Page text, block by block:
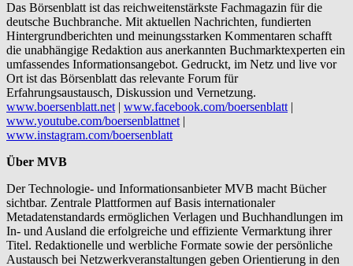
Das Börsenblatt ist das reichweitenstärkste Fachmagazin für die
deutsche Buchbranche. Mit aktuellen Nachrichten, fundierten
Hintergrundberichten und meinungsstarken Kommentaren schafft
die unabhängige Redaktion aus anerkannten Buchmarktexperten ein
umfassendes Informationsangebot. Gedruckt, im Netz und live vor
Ort ist das Börsenblatt das relevante Forum für
Erfahrungsaustausch, Diskussion und Vernetzung.
www.boersenblatt.net | www.facebook.com/boersenblatt |
www.youtube.com/boersenblattnet |
www.instagram.com/boersenblatt
Über MVB
Der Technologie- und Informationsanbieter MVB macht Bücher
sichtbar. Zentrale Plattformen auf Basis internationaler
Metadatenstandards ermöglichen Verlagen und Buchhandlungen im
In- und Ausland die erfolgreiche und effiziente Vermarktung ihrer
Titel. Redaktionelle und werbliche Formate sowie der persönliche
Austausch bei Netzwerkveranstaltungen geben Orientierung in den